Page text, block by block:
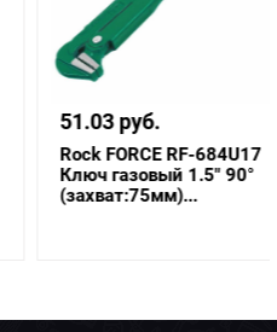
51.03 руб.
Rock FORCE RF-684U17
Ключ газовый 1.5" 90°
(захват:75мм)...